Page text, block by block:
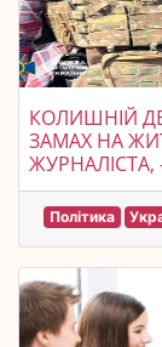
КОЛИШНІЙ
ЗАМАХ НА
Політика